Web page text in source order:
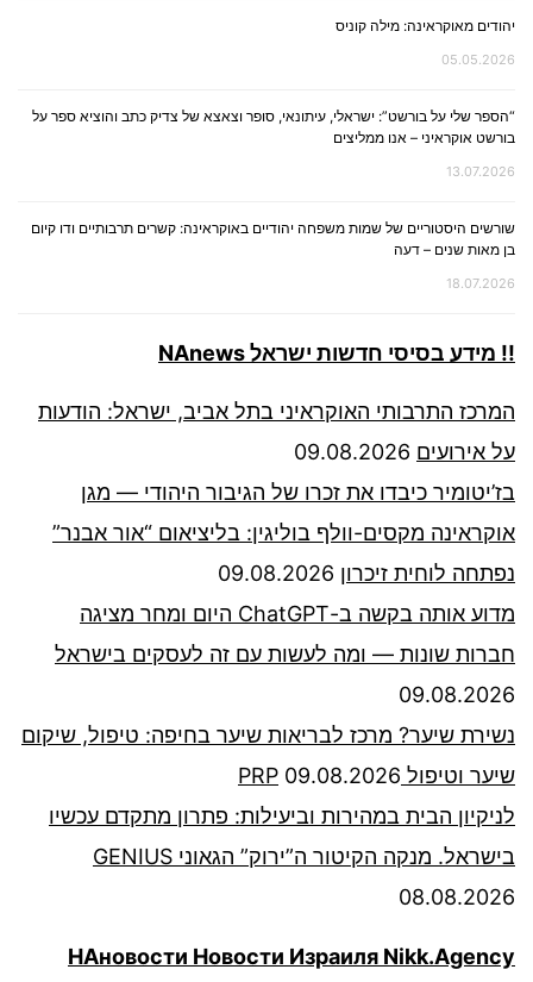
יהודים מאוקראינה: מילה קוניס
05.05.2026
“הספר שלי על בורשט”: ישראלי, עיתונאי, סופר וצאצא של צדיק כתב והוציא ספר על
בורשט אוקראיני – אנו ממליצים
13.07.2026
שורשים היסטוריים של שמות משפחה יהודיים באוקראינה: קשרים תרבותיים ודו קיום
בן מאות שנים – דעה
18.07.2026
!! מידע בסיסי חדשות ישראל NAnews
המרכז התרבותי האוקראיני בתל אביב, ישראל: הודעות
על אירועים 09.08.2026
בז’יטומיר כיבדו את זכרו של הגיבור היהודי — מגן
אוקראינה מקסים-וולף בוליגין: בליציאום “אור אבנר”
נפתחה לוחית זיכרון 09.08.2026
מדוע אותה בקשה ב-ChatGPT היום ומחר מציגה
חברות שונות — ומה לעשות עם זה לעסקים בישראל
09.08.2026
נשירת שיער? מרכז לבריאות שיער בחיפה: טיפול, שיקום
שיער וטיפול PRP 09.08.2026
לניקיון הבית במהירות וביעילות: פתרון מתקדם עכשיו
בישראל. מנקה הקיטור ה”ירוק” הגאוני GENIUS
08.08.2026
НАновости Новости Израиля Nikk.Agency